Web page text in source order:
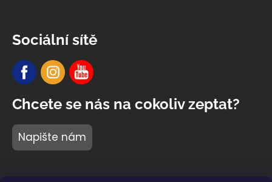
Sociální sítě
Chcete se nás na cokoliv zeptat?
Napište nám